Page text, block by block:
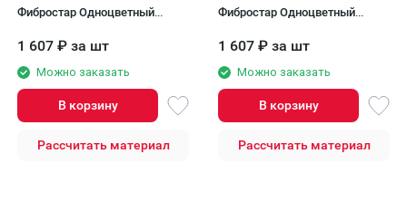
Фибростар Одноцветный
Галька
1 607 ₽ за шт
Можно заказать
В корзину
Рассчитать материал
Фибростар Одноцветный
Минерал
1 607 ₽ за шт
Можно заказать
В корзину
Рассчитать материал